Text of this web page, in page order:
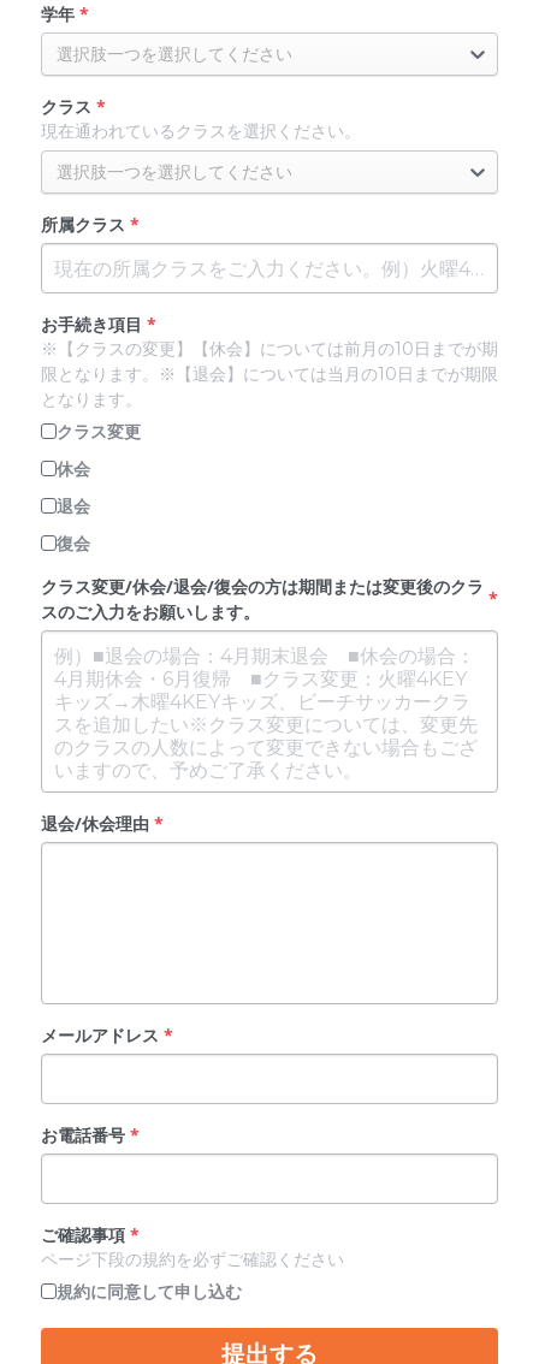
学年*
選択肢一つを選択してください
クラス *
現在通われているクラスを選択ください。
選択肢一つを選択してください
所属クラス *
お手続き項目 *
※【クラスの変更】【休会】については前月の10日までが期
限となります。※【退会】については当月の10日までが期限
となります。
クラス変更
休会
退会
復会
クラス変更/休会/退会/復会の方は期間または変更後のクラ
スのご入力をお願いします。
*
退会/休会理由 *
メールアドレス *
お電話番号*
ご確認事項*
ページ下段の規約を必ずご確認ください
規約に同意して申し込む
提出する